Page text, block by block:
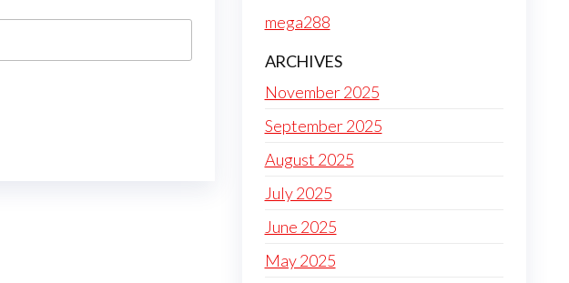
mega288
ARCHIVES
November 2025
September 2025
August 2025
July 2025
June 2025
May 2025